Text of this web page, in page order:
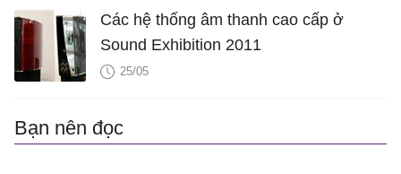
Các hệ thống âm thanh cao cấp ở
Sound Exhibition 2011
25/05
Bạn nên đọc